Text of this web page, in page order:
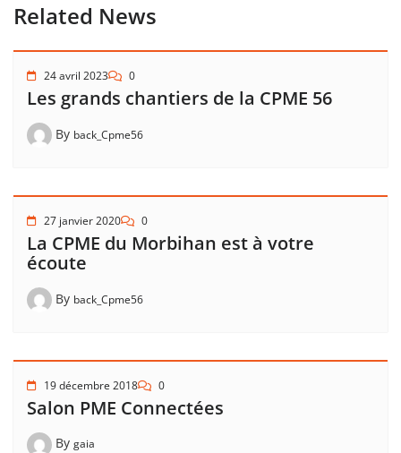
Related News
24 avril 2023 0
Les grands chantiers de la CPME 56
By back_Cpme56
27 janvier 2020 0
La CPME du Morbihan est à votre
écoute
By back_Cpme56
19 décembre 2018 0
Salon PME Connectées
By gaia